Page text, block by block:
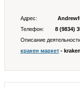
Адрес:
Телефон:
8 (9834)
Описание
кракен маркет -